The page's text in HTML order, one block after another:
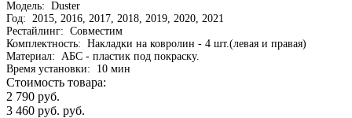
Модель: Duster
Год:
2015, 2016, 2017, 2018, 2019, 2020, 2021
Рестайлинг: Совместим
Комплектность: Накладки на ковролин - 4 шт.(левая и правая)
Материал:
АБС - пластик под покраску.
Время установки:
10 мин
Стоимость товара:
2 790 руб.
3 460 руб. руб.